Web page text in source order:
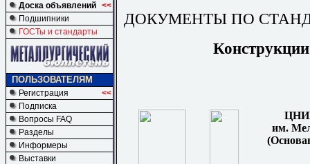
Доска объявлений <<
Подшипники
ГОСТы и стандарты
ПОЛЬЗОВАТЕЛЯМ
Регистрация
<<
Подписка
Вопросы FAQ
Разделы
Информеры
Выставки
ДОКУМЕНТЫ ПО
им.